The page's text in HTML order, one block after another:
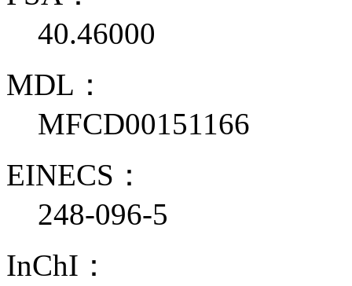
40.46000
MDL：
MFCD00151166
EINECS：
248-096-5
InChI：